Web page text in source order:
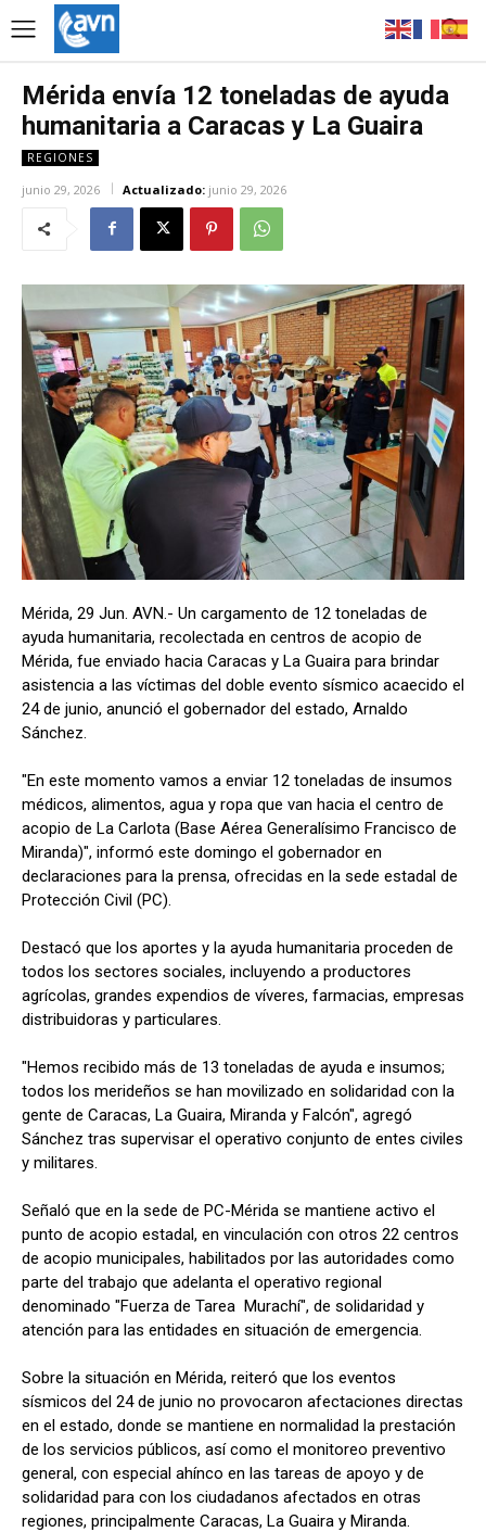
Mérida envía 12 toneladas de ayuda
humanitaria a Caracas y La Guaira
REGIONES
junio 29, 2026 Actualizado: junio 29, 2026
Mérida, 29 Jun. AVN.- Un cargamento de 12 toneladas de
ayuda humanitaria, recolectada en centros de acopio de
Mérida, fue enviado hacia Caracas y La Guaira para brindar
asistencia a las víctimas del doble evento sísmico acaecido el
24 de junio, anunció el gobernador del estado, Arnaldo
Sánchez.
"En este momento vamos a enviar 12 toneladas de insumos
médicos, alimentos, agua y ropa que van hacia el centro de
acopio de La Carlota (Base Aérea Generalísimo Francisco de
Miranda)", informó este domingo el gobernador en
declaraciones para la prensa, ofrecidas en la sede estadal de
Protección Civil (PC).
Destacó que los aportes y la ayuda humanitaria proceden de
todos los sectores sociales, incluyendo a productores
agrícolas, grandes expendios de víveres, farmacias, empresas
distribuidoras y particulares.
"Hemos recibido más de 13 toneladas de ayuda e insumos;
todos los merideños se han movilizado en solidaridad con la
gente de Caracas, La Guaira, Miranda y Falcón", agregó
Sánchez tras supervisar el operativo conjunto de entes civiles
y militares.
Señaló que en la sede de PC-Mérida se mantiene activo el
punto de acopio estadal, en vinculación con otros 22 centros
de acopio municipales, habilitados por las autoridades como
parte del trabajo que adelanta el operativo regional
denominado "Fuerza de Tarea Murachí", de solidaridad y
atención para las entidades en situación de emergencia.
Sobre la situación en Mérida, reiteró que los eventos
sísmicos del 24 de junio no provocaron afectaciones directas
en el estado, donde se mantiene en normalidad la prestación
de los servicios públicos, así como el monitoreo preventivo
general, con especial ahínco en las tareas de apoyo y de
solidaridad para con los ciudadanos afectados en otras
regiones, principalmente Caracas, La Guaira y Miranda.